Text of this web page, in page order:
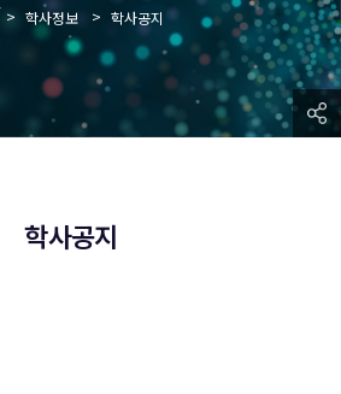
> 학사정보 > 학사공지
학사공지